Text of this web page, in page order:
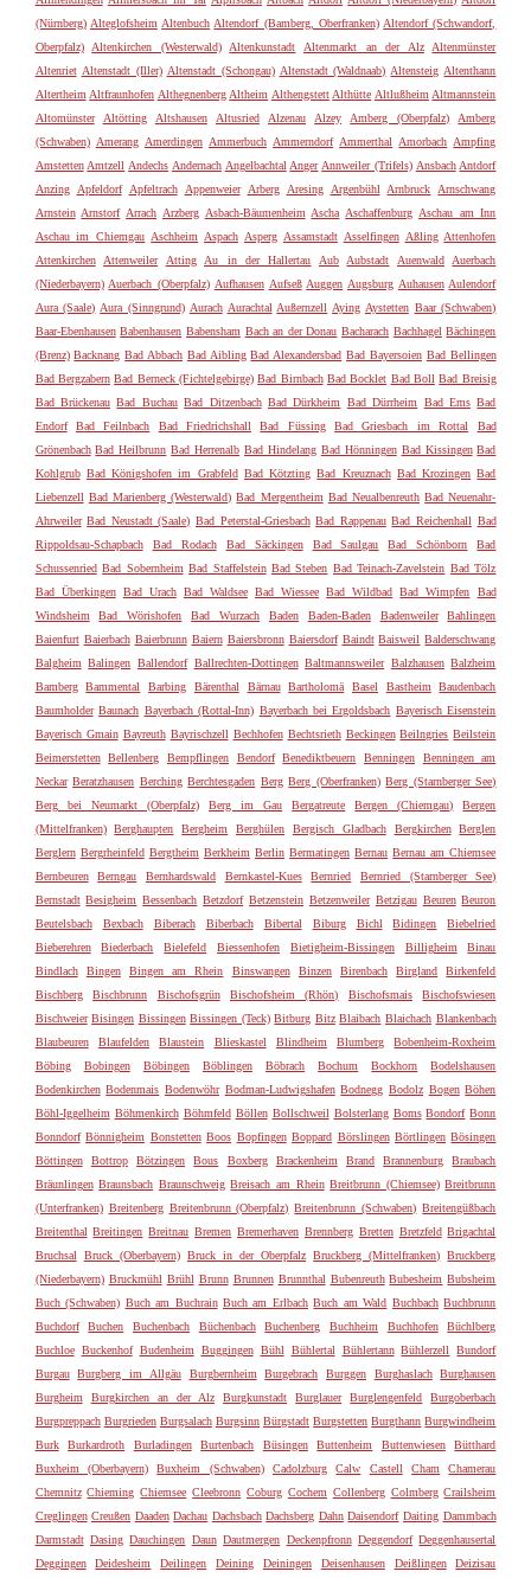
(Nürnberg) Alteglofsheim Altenbuch Altendorf (Bamberg, Oberfranken) Altendorf (Schwandorf,
Oberpfalz)
Altenkirchen (Westerwald) Altenkunstadt Altenmarkt an der Alz
Altenmünster
Altenriet Altenstadt (Iller) Altenstadt (Schongau) Altenstadt (Waldnaab) Altensteig Altenthann
Altertheim Altfraunhofen Althegnenberg Altheim Althengstett Althütte Altlußheim Altmannstein
Altomünster
Altötting Altshausen Altusried Alzenau Alzey Amberg (Oberpfalz)
Amberg
(Schwaben) Amerang Amerdingen Ammerbuch Ammerndorf Ammerthal Amorbach Ampfing
Amstetten Amtzell Andechs Andernach Angelbachtal Anger Annweiler (Trifels) Ansbach Antdorf
Anzing
Apfeldorf Apfeltrach Appenweier Arberg Aresing Argenbühl Arnbruck
Arnschwang
Arnstein Arnstorf Arrach Arzberg Asbach-Bäumenheim Ascha Aschaffenburg Aschau am Inn
Aschau im Chiemgau Aschheim Aspach Asperg Assamstadt Asselfingen Aßling Attenhofen
Attenkirchen
Attenweiler Atting Au in der Hallertau Aub Aubstadt Auenwald
Auerbach
(Niederbayern) Auerbach (Oberpfalz) Aufhausen Aufseß Auggen Augsburg Auhausen Aulendorf
Aura (Saale) Aura (Sinngrund) Aurach Aurachtal Außernzell Aying Aystetten Baar (Schwaben)
Baar-Ebenhausen Babenhausen Babensham Bach an der Donau Bacharach Bachhagel Bächingen
(Brenz) Backnang Bad Abbach Bad Aibling Bad Alexandersbad Bad Bayersoien Bad Bellingen
Bad Bergzabern Bad Berneck (Fichtelgebirge) Bad Birnbach Bad Bocklet Bad Boll Bad Breisig
Bad Brückenau Bad Buchau Bad Ditzenbach Bad Dürkheim Bad Dürrheim Bad Ems Bad
Endorf
Bad Feilnbach Bad Friedrichshall Bad Füssing Bad Griesbach im Rottal
Bad
Grönenbach Bad Heilbrunn Bad Herrenalb Bad Hindelang Bad Hönningen Bad Kissingen Bad
Kohlgrub Bad Königshofen im Grabfeld Bad Kötzting Bad Kreuznach Bad Krozingen Bad
Liebenzell Bad Marienberg (Westerwald) Bad Mergentheim Bad Neualbenreuth Bad Neuenahr-
Ahrweiler Bad Neustadt (Saale) Bad Peterstal-Griesbach Bad Rappenau Bad Reichenhall Bad
Rippoldsau-Schapbach
Bad Rodach Bad Säckingen Bad Saulgau Bad Schönborn
Bad
Schussenried Bad Sobernheim Bad Staffelstein Bad Steben Bad Teinach-Zavelstein Bad Tölz
Bad Überkingen Bad Urach Bad Waldsee Bad Wiessee Bad Wildbad Bad Wimpfen
Bad
Windsheim
Bad Wörishofen Bad Wurzach Baden Baden-Baden Badenweiler
Bahlingen
Baienfurt Baierbach Baierbrunn Baiern Baiersbronn Baiersdorf Baindt Baisweil Balderschwang
Balgheim Balingen Ballendorf Ballrechten-Dottingen Baltmannsweiler Balzhausen Balzheim
Bamberg
Bammental Barbing Bärenthal Bärnau Bartholomä Basel Bastheim
Baudenbach
Baumholder Baunach Bayerbach (Rottal-Inn) Bayerbach bei Ergoldsbach Bayerisch Eisenstein
Bayerisch Gmain Bayreuth Bayrischzell Bechhofen Bechtsrieth Beckingen Beilngries Beilstein
Beimerstetten
Bellenberg Bempflingen Bendorf Benediktbeuern Benningen
Benningen am
Neckar Beratzhausen Berching Berchtesgaden Berg Berg (Oberfranken) Berg (Starnberger See)
Berg bei Neumarkt (Oberpfalz)
Berg im Gau Bergatreute Bergen (Chiemgau)
Bergen
(Mittelfranken)
Berghaupten Bergheim Berghülen Bergisch Gladbach Bergkirchen
Berglen
Berglern Bergrheinfeld Bergtheim Berkheim Berlin Bermatingen Bernau Bernau am Chiemsee
Bernbeuren
Berngau Bernhardswald Bernkastel-Kues Bernried
Bernried (Starnberger See)
Bernstadt Besigheim Bessenbach Betzdorf Betzenstein Betzenweiler Betzigau Beuren Beuron
Beutelsbach
Bexbach Biberach Biberbach Bibertal Biburg Bichl Bidingen
Biebelried
Bieberehren
Biederbach Bielefeld Biessenhofen Bietigheim-Bissingen Billigheim
Binau
Bindlach
Bingen Bingen am Rhein Binswangen Binzen Birenbach Birgland
Birkenfeld
Bischberg
Bischbrunn Bischofsgrün Bischofsheim (Rhön) Bischofsmais
Bischofswiesen
Bischweier Bisingen Bissingen Bissingen (Teck) Bitburg Bitz Blaibach Blaichach Blankenbach
Blaubeuren
Blaufelden Blaustein Blieskastel Blindheim Blumberg
Bobenheim-Roxheim
Böbing
Bobingen Böbingen Böblingen Böbrach Bochum Bockhorn
Bodelshausen
Bodenkirchen Bodenmais Bodenwöhr Bodman-Ludwigshafen Bodnegg Bodolz Bogen Böhen
Böhl-Iggelheim Böhmenkirch Böhmfeld Böllen Bollschweil Bolsterlang Boms Bondorf Bonn
Bonndorf Bönnigheim Bonstetten Boos Bopfingen Boppard Börslingen Börtlingen Bösingen
Böttingen
Bottrop Bötzingen Bous Boxberg Brackenheim Brand Brannenburg
Braubach
Bräunlingen Braunsbach Braunschweig Breisach am Rhein Breitbrunn (Chiemsee) Breitbrunn
(Unterfranken) Breitenberg Breitenbrunn (Oberpfalz) Breitenbrunn (Schwaben) Breitengüßbach
Breitenthal Breitingen Breitnau Bremen Bremerhaven Brennberg Bretten Bretzfeld Brigachtal
Bruchsal
Bruck (Oberbayern) Bruck in der Oberpfalz Bruckberg (Mittelfranken) Bruckberg
(Niederbayern) Bruckmühl Brühl Brunn Brunnen Brunnthal Bubenreuth Bubesheim Bubsheim
Buch (Schwaben) Buch am Buchrain Buch am Erlbach Buch am Wald Buchbach Buchbrunn
Buchdorf
Buchen Buchenbach Büchenbach Buchenberg Buchheim Buchhofen
Büchlberg
Buchloe Buckenhof Budenheim Buggingen Bühl Bühlertal Bühlertann Bühlerzell
Bundorf
Burgau
Burgberg im Allgäu Burgbernheim Burgebrach Burggen Burghaslach
Burghausen
Burgheim
Burgkirchen an der Alz Burgkunstadt Burglauer Burglengenfeld
Burgoberbach
Burgpreppach Burgrieden Burgsalach Burgsinn Bürgstadt Burgstetten Burgthann Burgwindheim
Burk
Burkardroth Burladingen Burtenbach Büsingen Buttenheim Buttenwiesen
Bütthard
Buxheim (Oberbayern)
Buxheim (Schwaben) Cadolzburg Calw Castell Cham
Chamerau
Chemnitz Chieming Chiemsee Cleebronn Coburg Cochem Collenberg Colmberg Crailsheim
Creglingen Creußen Daaden Dachau Dachsbach Dachsberg Dahn Daisendorf Daiting Dammbach
Darmstadt Dasing Dauchingen Daun Dautmergen Deckenpfronn Deggendorf Deggenhausertal
Deggingen
Deidesheim Deilingen Deining Deiningen Deisenhausen Deißlingen
Deizisau